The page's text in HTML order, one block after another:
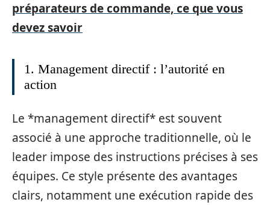
préparateurs de commande, ce que vous
devez savoir
1. Management directif : l’autorité en
action
Le *management directif* est souvent
associé à une approche traditionnelle, où le
leader impose des instructions précises à ses
équipes. Ce style présente des avantages
clairs, notamment une exécution rapide des